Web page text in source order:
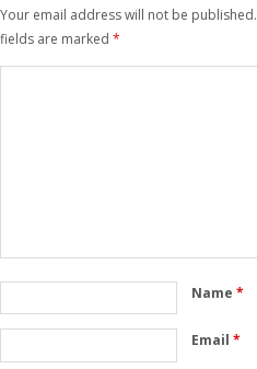
Your email address will not be published.
fields are marked *
Name*
Email*